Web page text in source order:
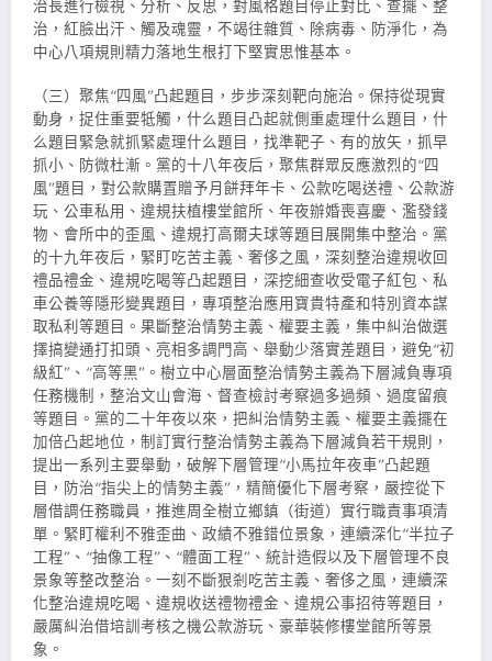
治長進行檢視、分析、反思，對風格題目停止對比、查擺、整
治，紅臉出汗、觸及魂靈，不竭往雜質、除病毒、防淨化，為
中心八項規則精力落地生根打下堅實思惟基本。
（三）聚焦“四風”凸起題目，步步深刻靶向施治。保持從現實
動身，捉住重要牴觸，什么題目凸起就側重處理什么題目，什
么題目緊急就抓緊處理什么題目，找準靶子、有的放矢，抓早
抓小、防微杜漸。黨的十八年夜后，聚焦群眾反應激烈的“四
風”題目，對公款購置贈予月餅拜年卡、公款吃喝送禮、公款游
玩、公車私用、違規扶植樓堂館所、年夜辦婚喪喜慶、濫發錢
物、會所中的歪風、違規打高爾夫球等題目展開集中整治。黨
的十九年夜后，緊盯吃苦主義、奢侈之風，深刻整治違規收回
禮品禮金、違規吃喝等凸起題目，深挖細查收受電子紅包、私
車公養等隱形變異題目，專項整治應用寶貴特產和特別資本謀
取私利等題目。果斷整治情勢主義、權要主義，集中糾治做選
擇搞變通打扣頭、亮相多調門高、舉動少落實差題目，避免“初
級紅”、“高等黑”。樹立中心層面整治情勢主義為下層減負專項
任務機制，整治文山會海、督查檢討考察過多過頻、過度留痕
等題目。黨的二十年夜以來，把糾治情勢主義、權要主義擺在
加倍凸起地位，制訂實行整治情勢主義為下層減負若干規則，
提出一系列主要舉動，破解下層管理“小馬拉年夜車”凸起題
目，防治“指尖上的情勢主義”，精簡優化下層考察，嚴控從下
層借調任務職員，推進周全樹立鄉鎮（街道）實行職責事項清
單。緊盯權利不雅歪曲、政績不雅錯位景象，連續深化“半拉子
工程”、“抽像工程”、“體面工程”、統計造假以及下層管理不良
景象等整改整治。一刻不斷狠剎吃苦主義、奢侈之風，連續深
化整治違規吃喝、違規收送禮物禮金、違規公事招待等題目，
嚴厲糾治借培訓考核之機公款游玩、豪華裝修樓堂館所等景
象。